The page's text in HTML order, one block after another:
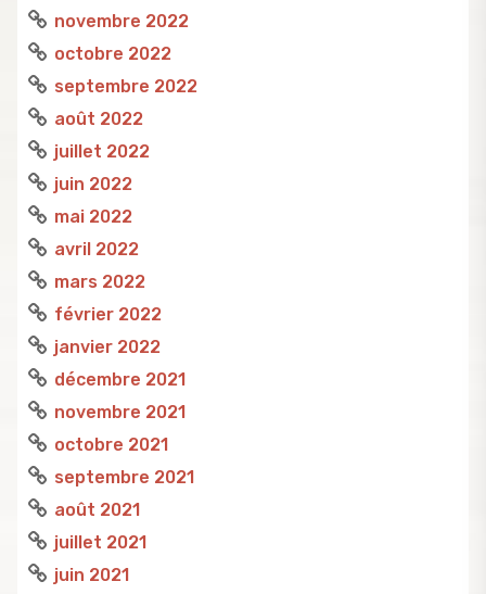
novembre 2022
octobre 2022
septembre 2022
août 2022
juillet 2022
juin 2022
mai 2022
avril 2022
mars 2022
février 2022
janvier 2022
décembre 2021
novembre 2021
octobre 2021
septembre 2021
août 2021
juillet 2021
juin 2021